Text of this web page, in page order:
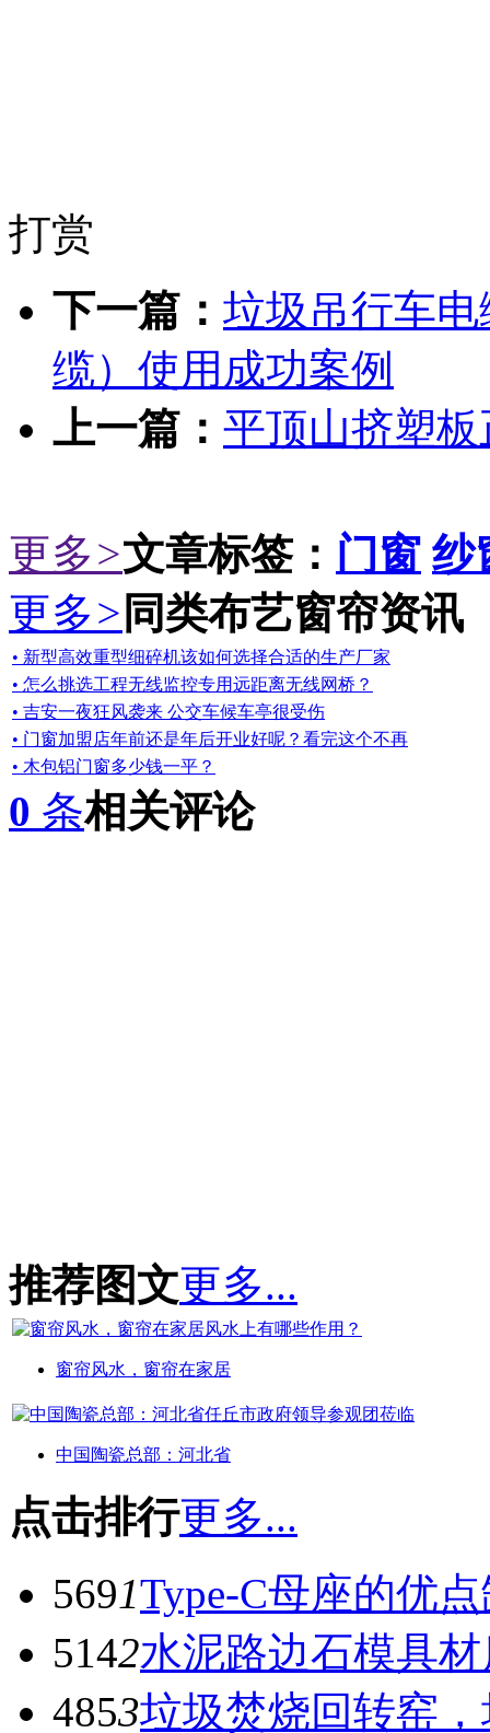
打赏
下一篇： 垃圾吊行车
缆）使用成功案例
上一篇： 平顶山挤塑
更多>文章标签： 门窗 纱
更多> 同类布艺窗帘资讯
• 新型高效重型细碎机该如何选择合适的生产厂家
• 怎么挑选工程无线监控专用远距离无线网桥？
• 吉安一夜狂风袭来 公交车候车亭很受伤
• 门窗加盟店年前还是年后开业好呢？看完这个不再
• 木包铝门窗多少钱一平？
0 条相关评论
推荐图文更多...
窗帘风水，窗帘在家居
中国陶瓷总部：河北省
点击排行更多...
5691Type-C母座的优
5142水泥路边石模具
4853垃圾焚烧回转窑